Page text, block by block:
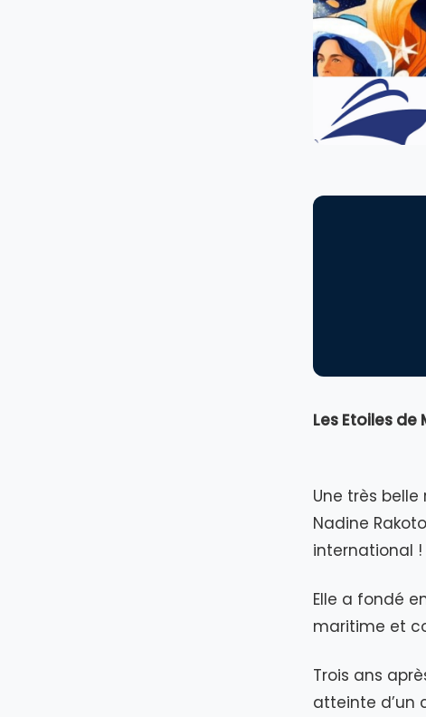
Les Etoiles
Une très
Nadine
international !
Elle a fondé
maritime et
Trois ans
atteinte d’un